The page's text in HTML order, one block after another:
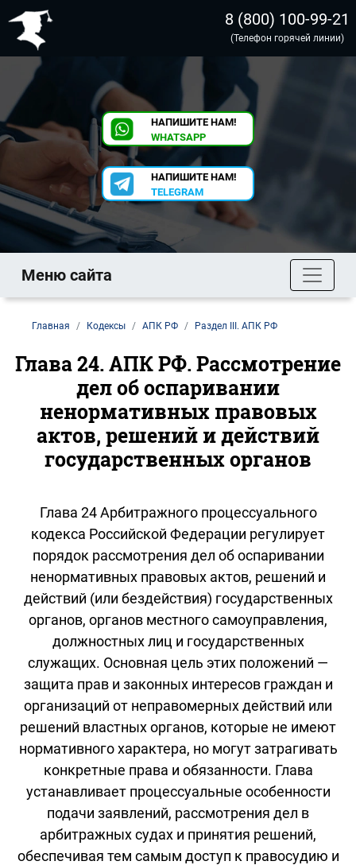
8 (800) 100-99-21
(Телефон горячей линии)
НАПИШИТЕ НАМ!
WHATSAPP
НАПИШИТЕ НАМ!
TELEGRAM
Меню сайта
Главная Кодексы АПК РФ Раздел III. АПК РФ
Глава 24. АПК РФ. Рассмотрение
дел об оспаривании
ненормативных правовых
актов, решений и действий
государственных органов
Глава 24 Арбитражного процессуального
кодекса Российской Федерации регулирует
порядок рассмотрения дел об оспаривании
ненормативных правовых актов, решений и
действий (или бездействия) государственных
органов, органов местного самоуправления,
должностных лиц и государственных
служащих. Основная цель этих положений —
защита прав и законных интересов граждан и
организаций от неправомерных действий или
решений властных органов, которые не имеют
нормативного характера, но могут затрагивать
конкретные права и обязанности. Глава
устанавливает процессуальные особенности
подачи заявлений, рассмотрения дел в
арбитражных судах и принятия решений,
обеспечивая тем самым доступ к правосудию и